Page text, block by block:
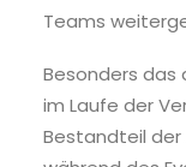
Teams
Besonders das
im Laufe der
Bestandteil der